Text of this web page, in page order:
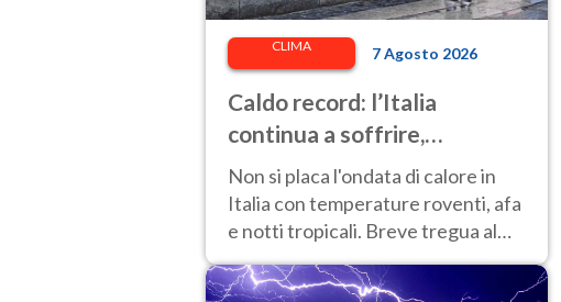
CLIMA 7 Agosto 2026
Caldo record: l’Italia
continua a soffrire,
temperature oltre 40°C e
afa per altri 10 giorni
Non si placa l'ondata di calore in
Italia con temperature roventi, afa
e notti tropicali. Breve tregua al
Nord.